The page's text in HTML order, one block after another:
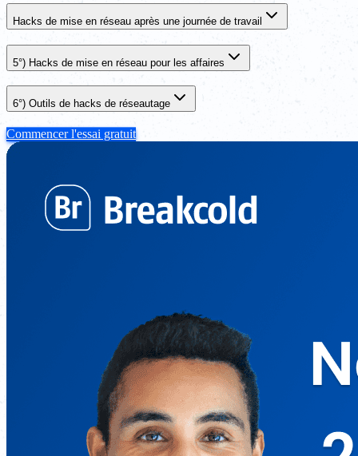
Hacks de mise en réseau après une journée de travail
5°) Hacks de mise en réseau pour les affaires
6°) Outils de hacks de réseautage
Commencer l'essai gratuit